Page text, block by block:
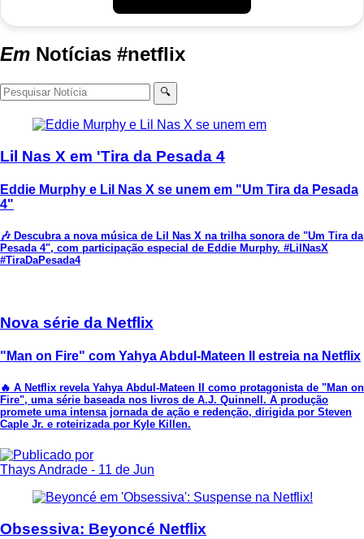
Em Notícias #netflix
🔍
Lil Nas X em 'Tira da Pesada 4
Eddie Murphy e Lil Nas X se unem em "Um Tira da Pesada
4"
🎶 Descubra a nova música de Lil Nas X na trilha sonora de "Um Tira da
Pesada 4", com participação especial de Eddie Murphy. #LilNasX
#TiraDaPesada4
Nova série da Netflix
"Man on Fire" com Yahya Abdul-Mateen II estreia na Netflix
🔥 A Netflix revela Yahya Abdul-Mateen II como protagonista de "Man on
Fire", uma série baseada nos livros de A.J. Quinnell. A produção
promete uma intensa jornada de ação e redenção, dirigida por Steven
Caple Jr. e roteirizada por Kyle Killen.
Thays Andrade - 11 de Jun
Obsessiva: Beyoncé Netflix